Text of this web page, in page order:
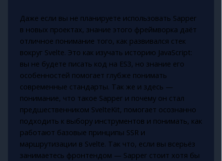
Даже если вы не планируете использовать Sapper
в новых проектах, знание этого фреймворка даёт
отличное понимание того, как развивался стек
вокруг Svelte. Это как изучать историю JavaScript:
вы не будете писать код на ES3, но знание его
особенностей помогает глубже понимать
современные стандарты. Так же и здесь —
понимание, что такое Sapper и почему он стал
предшественником SvelteKit, помогает осознанно
подходить к выбору инструментов и понимать, как
работают базовые принципы SSR и
маршрутизации в Svelte. Так что, если вы всерьёз
занимаетесь фронтендом — Sapper стоит хотя бы